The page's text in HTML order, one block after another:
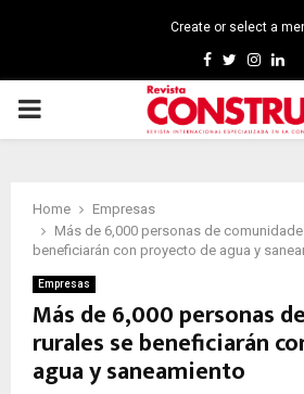
Create or select a
Facebook
Twitter
PRIMARY
Home
Empresas
Más de 6,000 personas de
beneficiarán con proyecto de agua y
Empresas
Más de 6,000 personas
rurales se beneficiarán
agua y saneamiento